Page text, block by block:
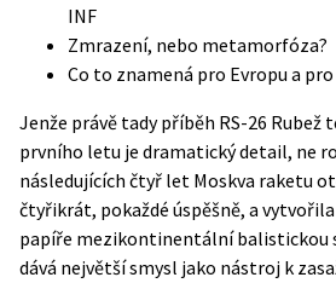
INF
Zmrazení, nebo metamorfóza?
Co to znamená pro Evropu a pro
Jenže právě tady příběh RS-26 Rubež
prvního letu je dramatický detail, ne
následujících čtyř let Moskva raketu
čtyřikrát, pokaždé úspěšně, a
papíře mezikontinentální balistickou
dává největší smysl jako nástroj k